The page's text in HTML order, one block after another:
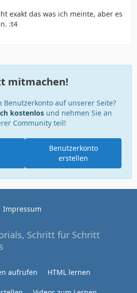
exakt das was ich meinte, aber es
:t4
mitmachen!
Benutzerkonto auf unserer Seite?
kostenlosund nehmen Sie an
Community teil!
Benutzerkonto
erstellen
Impressum
Schritt für Schritt
aufrufen HTML lernen